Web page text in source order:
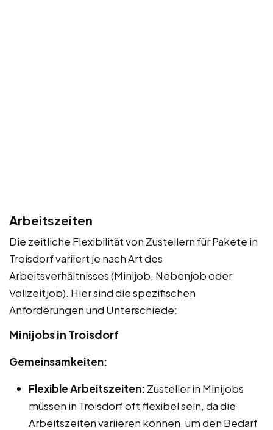
Arbeitszeiten
Die zeitliche Flexibilität von Zustellern für Pakete in
Troisdorf variiert je nach Art des
Arbeitsverhältnisses (Minijob, Nebenjob oder
Vollzeitjob). Hier sind die spezifischen
Anforderungen und Unterschiede:
Minijobs in Troisdorf
Gemeinsamkeiten:
Flexible Arbeitszeiten: Zusteller in Minijobs
müssen in Troisdorf oft flexibel sein, da die
Arbeitszeiten variieren können, um den Bedarf